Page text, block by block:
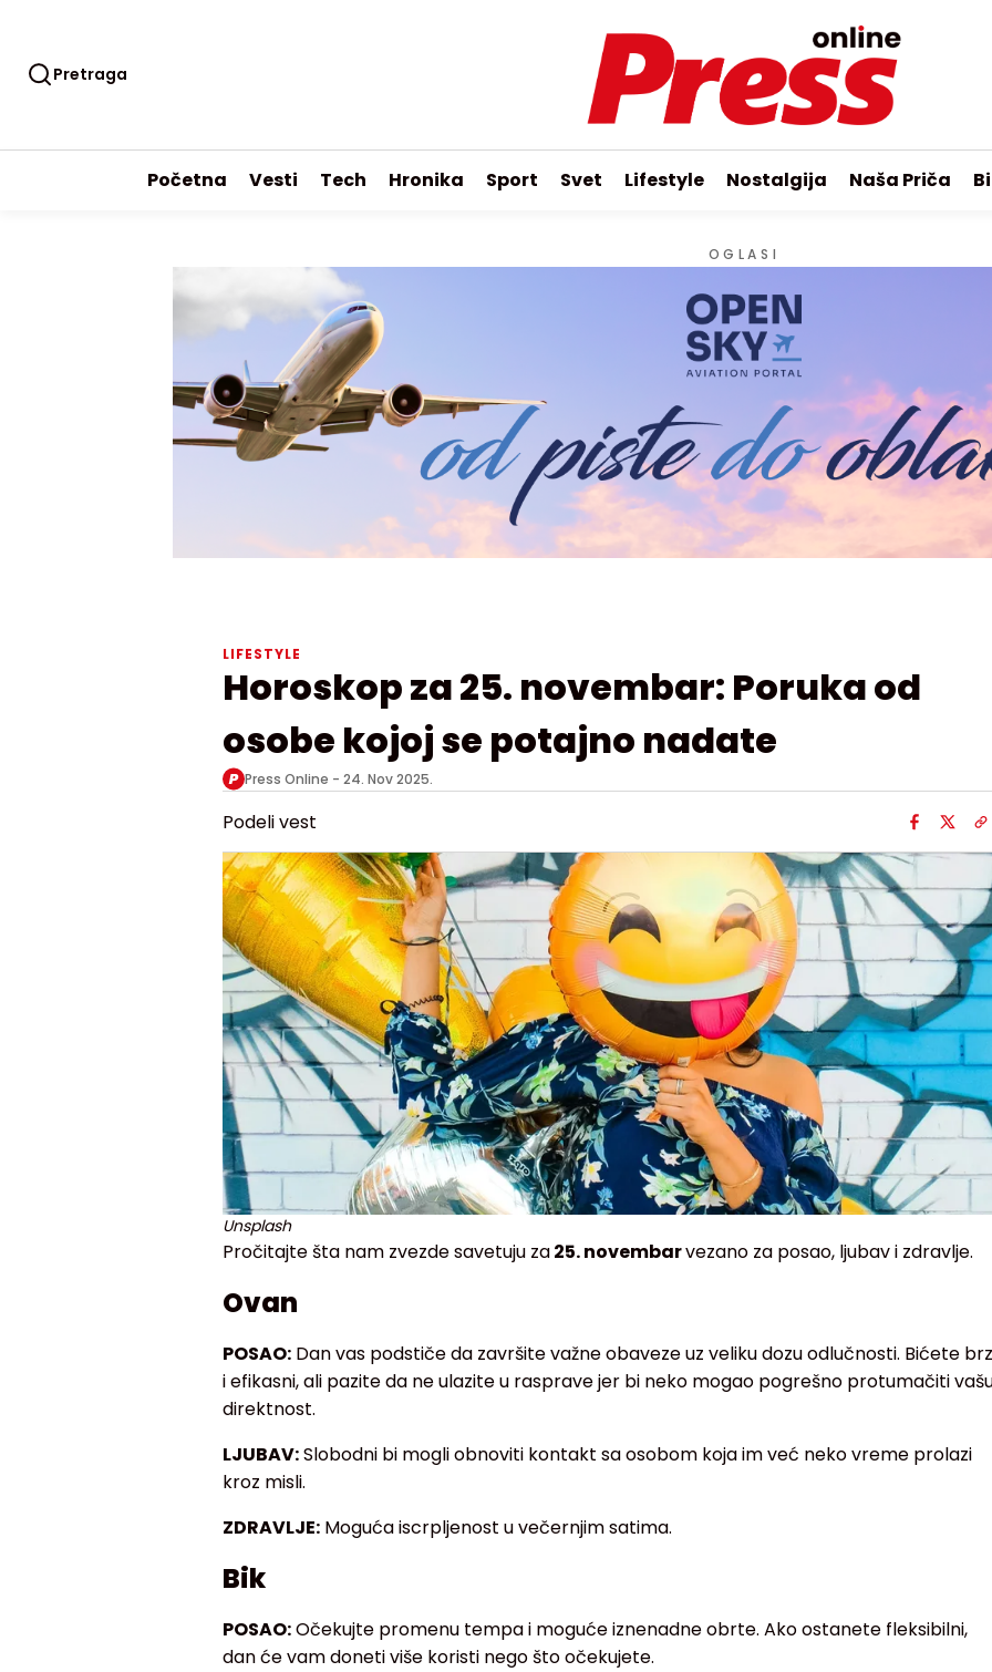
Pretraga
Početna Vesti Tech Hronika Sport Svet Lifestyle Nostalgija Naša Priča
OGLASI
LIFESTYLE
Horoskop za 25. novembar: Poruka od
osobe kojoj se potajno nadate
Press Online - 24. Nov 2025.
Podeli vest
Unsplash
Pročitajte šta nam zvezde savetuju za25. novembarvezano za posao, ljubav i zdravlje.
Ovan
POSAO:Dan vas podstiče da završite važne obaveze uz veliku dozu odlučnosti. Bićete
i efikasni, ali pazite da ne ulazite u rasprave jer bi neko mogao pogrešno protumačiti
direktnost.
LJUBAV:Slobodni bi mogli obnoviti kontakt sa osobom koja im već neko vreme prolazi
kroz misli.
ZDRAVLJE:Moguća iscrpljenost u večernjim satima.
Bik
POSAO:Očekujte promenu tempa i moguće iznenadne obrte. Ako ostanete fleksibilni,
dan će vam doneti više koristi nego što očekujete.